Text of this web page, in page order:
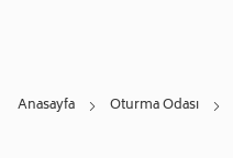
Anasayfa Oturma Odası